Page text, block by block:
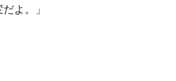
よ。」